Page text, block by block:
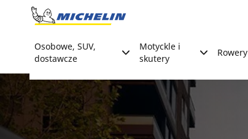
Go to page content
Osobowe, SUV,
dostawcze
Motyckle i
skutery
Rowery